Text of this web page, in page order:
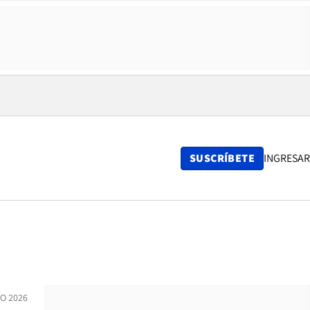
SUSCRÍBETE INGRESAR
2026